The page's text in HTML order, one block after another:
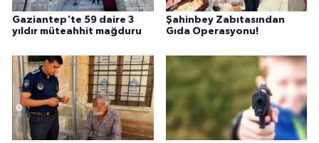
Gaziantep'te 59 daire 3
yıldır müteahhit mağduru
Şahinbey Zabıtasından
Gıda Operasyonu!